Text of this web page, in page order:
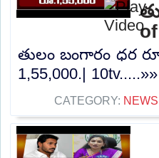
తులం బంగారం ధర
1,55,000.| 10tv.....»»
CATEGORY: NEWS